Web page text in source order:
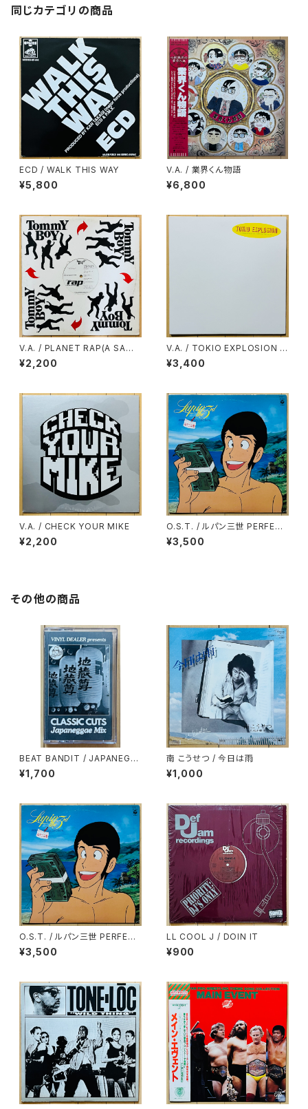
同じカテゴリの商品
ECD / WALK THIS WAY
¥5,800
V.A. / 業界くん物語
¥6,800
V.A. / PLANET RAP(A SAMP
LE OF THE WORLD)
¥2,200
V.A. / TOKIO EXPLOSION V
OL.1
¥3,400
V.A. / CHECK YOUR MIKE
¥2,200
O.S.T. / ルパン三世 PERFECT
COLLECTION
¥3,500
その他の商品
BEAT BANDIT / JAPANEGG
AE MIX(CLASSIC CUTS)
¥1,700
南 こうせつ / 今日は雨
¥1,000
O.S.T. / ルパン三世 PERFECT
COLLECTION
¥3,500
LL COOL J / DOIN IT
¥900